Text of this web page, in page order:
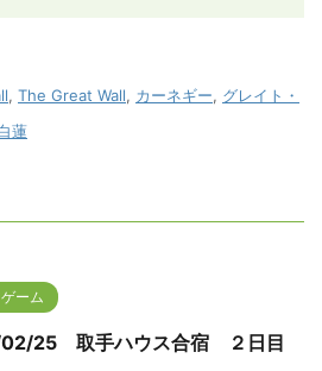
, The Great Wall, カーネギー, グレイト・
蓮
ーム
25 取手ハウス合宿 ２日目